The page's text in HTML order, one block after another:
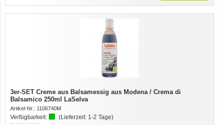
3er-SET Creme aus Balsamessig aus Modena / Crema di
Balsamico 250ml LaSelva
Artikel-Nr.: 1106740M
Verfügbarkeit: (Lieferzeit: 1-2 Tage)